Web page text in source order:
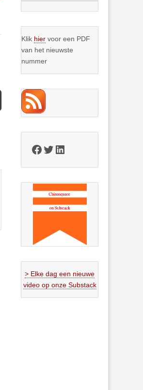
Klik hier voor een PDF
van het nieuwste
nummer
Facebook
Twitter
LinkedIn
> Elke dag een nieuwe
video op onze Substack